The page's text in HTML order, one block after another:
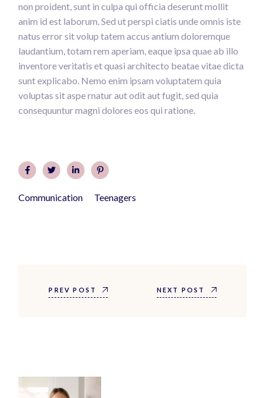
non proident, sunt in culpa qui officia deserunt mollit
anim id est laborum. Sed ut perspi ciatis unde omnis iste
natus error sit volup tatem accus antium doloremque
laudantium, totam rem aperiam, eaque ipsa quae ab illo
inventore veritatis et quasi architecto beatae vitae dicta
sunt explicabo. Nemo enim ipsam voluptatem quia
voluptas sit aspe rnatur aut odit aut fugit, sed quia
consequuntur magni dolores eos qui ratione.
Communication Teenagers
PREV POST NEXT POST